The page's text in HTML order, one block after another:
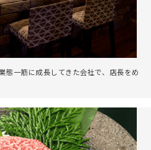
態一筋に成長してきた会社で、店長をめ